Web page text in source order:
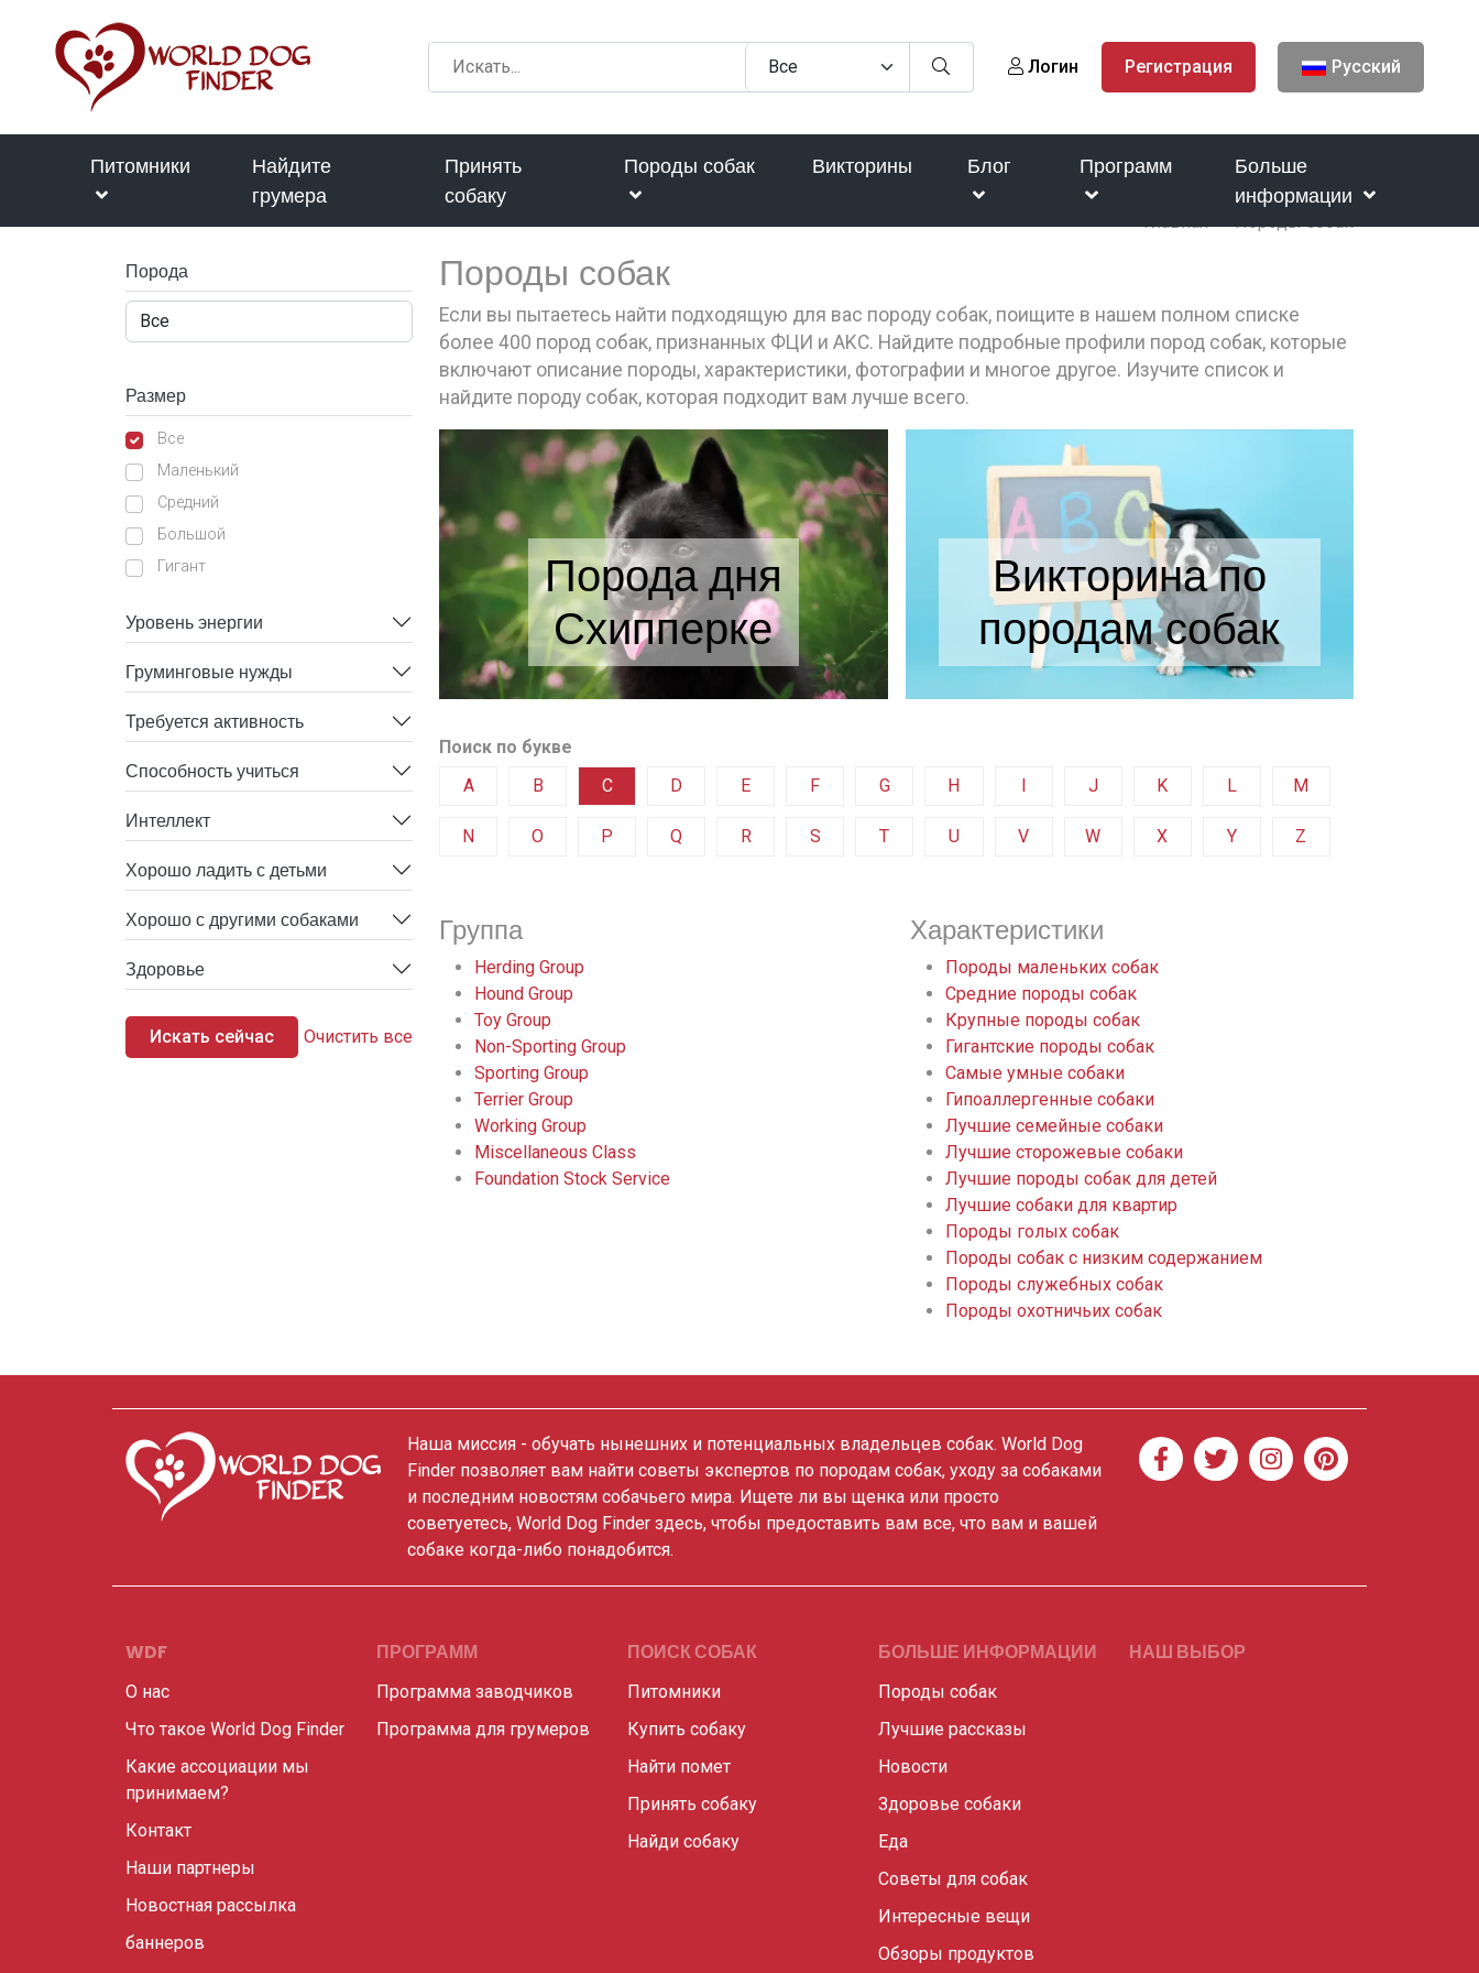
Логин Регистрация Русский
Питомники
Найдите
грумера
Принять
собаку
Породы собак Викторины Блог Программ
Больше
информации
Главная Породы собак
Порода
Размер
Все
Маленький
Средний
Большой
Гигант
Уровень энергии
Груминговые нужды
Требуется активность
Способность учиться
Интеллект
Хорошо ладить с детьми
Хорошо с другими собаками
Здоровье
Искать сейчас Очистить все
Породы собак
Если вы пытаетесь найти подходящую для вас породу собак, поищите в нашем полном списке
более 400 пород собак, признанных ФЦИ и AKC. Найдите подробные профили пород собак, которые
включают описание породы, характеристики, фотографии и многое другое. Изучите список и
найдите породу собак, которая подходит вам лучше всего.
Порода дня
Схипперке
Викторина по
породам собак
Поиск по букве
A
B C D E F G H I J K L M
N O P Q R S T U V W X Y Z
Группа
Herding Group
Hound Group
Toy Group
Non-Sporting Group
Sporting Group
Terrier Group
Working Group
Miscellaneous Class
Foundation Stock Service
Характеристики
Породы маленьких собак
Средние породы собак
Крупные породы собак
Гигантские породы собак
Самые умные собаки
Гипоаллергенные собаки
Лучшие семейные собаки
Лучшие сторожевые собаки
Лучшие породы собак для детей
Лучшие собаки для квартир
Породы голых собак
Породы собак с низким содержанием
Породы служебных собак
Породы охотничьих собак
Наша миссия - обучать нынешних и потенциальных владельцев собак. World Dog
Finder позволяет вам найти советы экспертов по породам собак, уходу за собаками
и последним новостям собачьего мира. Ищете ли вы щенка или просто
советуетесь, World Dog Finder здесь, чтобы предоставить вам все, что вам и вашей
собаке когда-либо понадобится.
WDF
О нас
Что такое World Dog Finder
Какие ассоциации мы
принимаем?
Контакт
Наши партнеры
Новостная рассылка
баннеров
ПРОГРАММ
Программа заводчиков
Программа для грумеров
ПОИСК СОБАК
Питомники
Купить собаку
Найти помет
Принять собаку
Найди собаку
БОЛЬШЕ ИНФОРМАЦИИ
Породы собак
Лучшие рассказы
Новости
Здоровье собаки
Еда
Советы для собак
Интересные вещи
Обзоры продуктов
НАШ ВЫБОР